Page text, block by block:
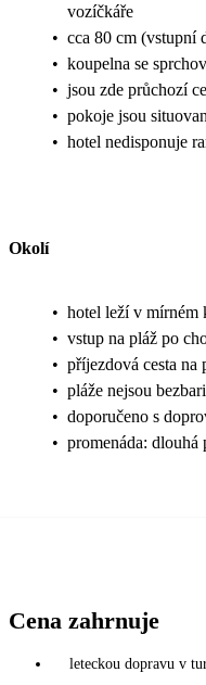
vozíčkáře
• cca 80 cm (vstupní
• koupelna se
• jsou zde průchozí
• pokoje jsou
• hotel nedisponuje
Okolí
• hotel leží v mírném
• vstup na pláž po
• příjezdová cesta na
• pláže nejsou
• doporučeno s
• promenáda: dlouhá
Cena zahrnuje
leteckou dopravu v